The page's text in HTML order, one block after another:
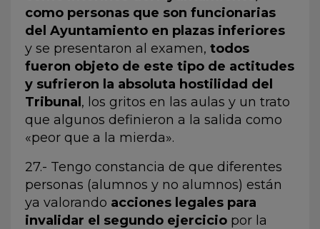
como personas que son funcionarias
del Ayuntamiento en plazas inferiores
y se presentaron al examen, todos
fueron objeto de este tipo de actitudes
y sufrieron la absoluta hostilidad del
Tribunal, los gritos en las aulas y un trato
que algunos definieron a la salida como
«peor que a la mierda».
27.- Tengo constancia de que diferentes
personas (alumnos y no alumnos) están
ya valorando acciones legales para
invalidar el segundo ejercicio por la